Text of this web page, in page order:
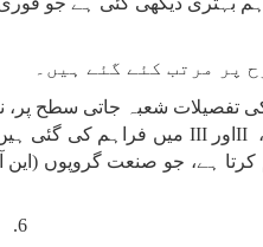
IIاور III میں فراہم کی گئی
6. مئی 2025 کے لیے اشاریے کا اجرا پیر، 30 جون 2025 کو کیا جائے گا۔